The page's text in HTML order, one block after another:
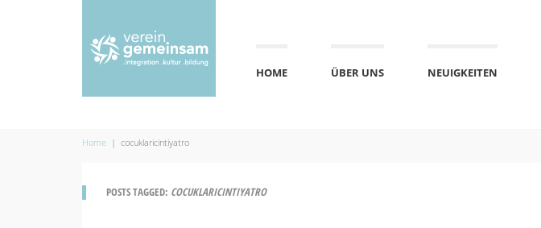
HOME ÜBER UNS NEUIGKEITEN
Home | cocuklaricintiyatro
POSTS TAGGED: COCUKLARICINTIYATRO